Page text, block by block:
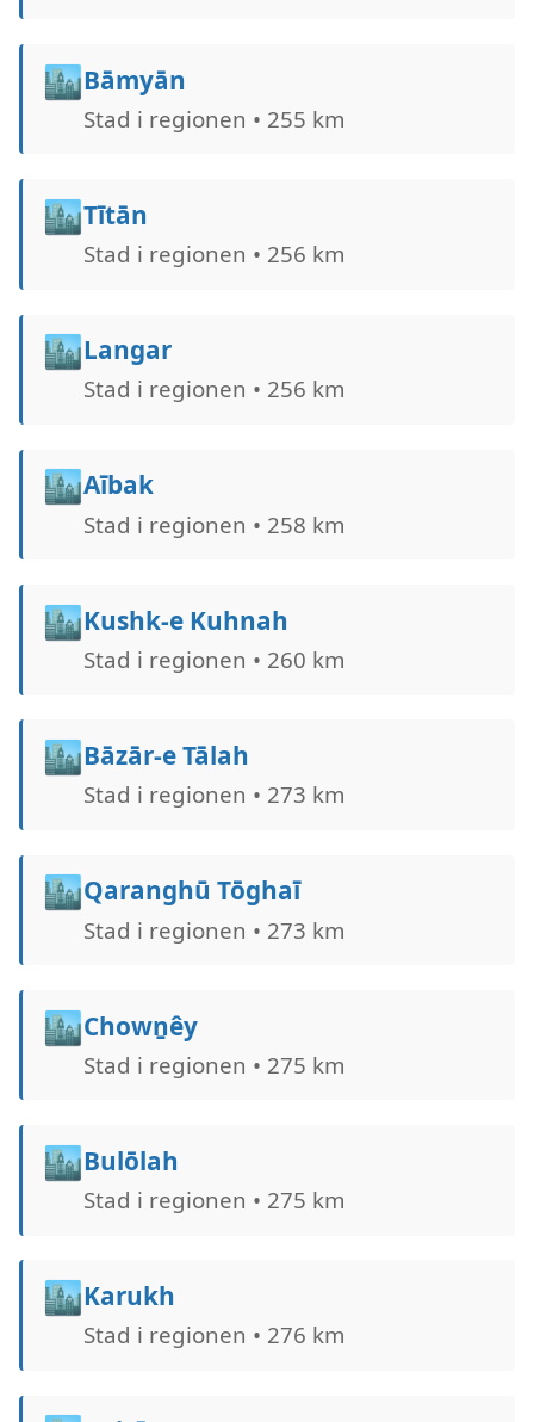
🏙️Bāmyān
Stad i regionen • 255 km
🏙️Tītān
Stad i regionen • 256 km
🏙️Langar
Stad i regionen • 256 km
🏙️Aībak
Stad i regionen • 258 km
🏙️Kushk-e Kuhnah
Stad i regionen • 260 km
🏙️Bāzār-e Tālah
Stad i regionen • 273 km
🏙️Qaranghū Tōghaī
Stad i regionen • 273 km
🏙️Chowṉêy
Stad i regionen • 275 km
🏙️Bulōlah
Stad i regionen • 275 km
🏙️Karukh
Stad i regionen • 276 km